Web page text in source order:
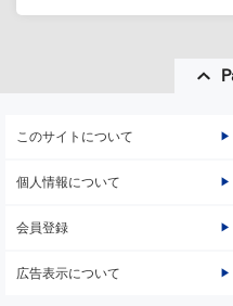
このサイトについて
個人情報について
会員登録
広告表示について